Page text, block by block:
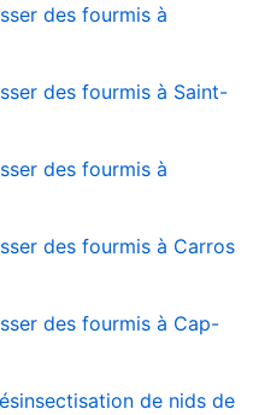
des fourmis à
des fourmis à Saint-
des fourmis à
des fourmis à Carros
des fourmis à Cap-
de nids de